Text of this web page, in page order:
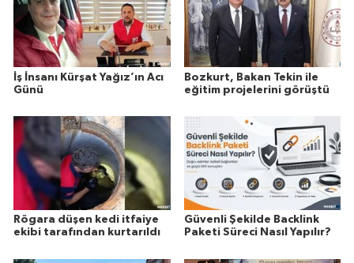
İş İnsanı Kürşat Yağız’ın Acı
Günü
Bozkurt, Bakan Tekin ile
eğitim projelerini görüştü
Rögara düşen kedi itfaiye
ekibi tarafından kurtarıldı
Güvenli Şekilde Backlink
Paketi Süreci Nasıl Yapılır?